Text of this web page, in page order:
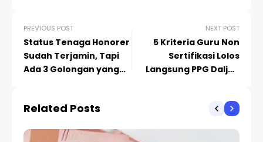
PREVIOUS POST
Status Tenaga Honorer
Sudah Terjamin, Tapi
Ada 3 Golongan yang
NEXT POST
5 Kriteria Guru Non
Sertifikasi Lolos
Langsung PPG Daljab
Related Posts